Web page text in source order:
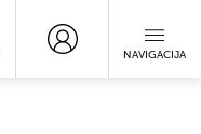
NAVIGACIJA